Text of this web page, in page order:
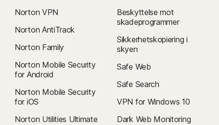
Norton VPN
Norton AntiTrack
Norton Family
Norton Mobile Security
for Android
Norton Mobile Security
for iOS
Norton Utilities Ultimate
Beskyttelse mot
skadeprogrammer
Sikkerhetskopiering i
skyen
Safe Web
Safe Search
VPN for Windows 10
Dark Web Monitoring